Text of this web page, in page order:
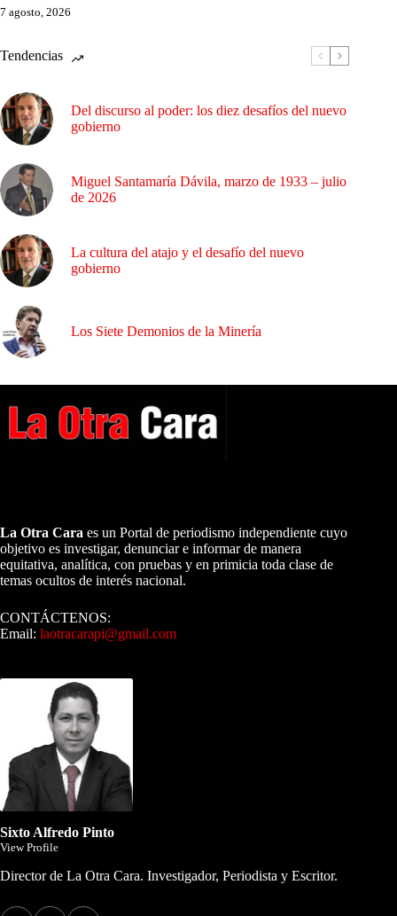
7 agosto, 2026
Tendencias
Del discurso al poder: los diez desafíos del nuevo
gobierno
Miguel Santamaría Dávila, marzo de 1933 – julio
de 2026
La cultura del atajo y el desafío del nuevo
gobierno
Los Siete Demonios de la Minería
La Otra Cara es un Portal de periodismo independiente cuyo
objetivo es investigar, denunciar e informar de manera
equitativa, analítica, con pruebas y en primicia toda clase de
temas ocultos de interés nacional.
CONTÁCTENOS:
Email: laotracarapi@gmail.com
Sixto Alfredo Pinto
View Profile
Director de La Otra Cara. Investigador, Periodista y Escritor.